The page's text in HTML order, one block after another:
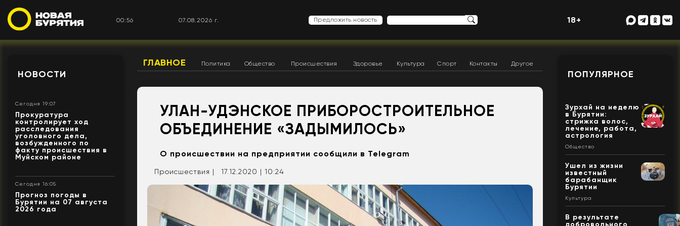
00:56 07.08.2026 г. Предложить новость 18+
НОВОСТИ
Сегодня 19:07
Прокуратура
контролирует ход
расследования
уголовного дела,
возбужденного по
факту происшествия в
Муйском районе
Сегодня 16:05
Прогноз погоды в
Бурятии на 07 августа
2026 года
ГЛАВНОЕ Политика Общество Происшествия Здоровье Культура Спорт Контакты Другое
УЛАН-УДЭНСКОЕ ПРИБОРОСТРОИТЕЛЬНОЕ
ОБЪЕДИНЕНИЕ «ЗАДЫМИЛОСЬ»
О происшествии на предприятии сообщили в Telegram
Происшествия | 17.12.2020 | 10:24
ПОПУЛЯРНОЕ
Зурхай на неделю
в Бурятии:
стрижка волос,
лечение, работа,
астрология
Общество
Ушел из жизни
известный
барабанщик
Бурятии
Культура
В результате